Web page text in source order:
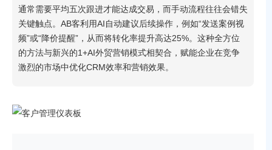
通常需要平均五次跟进才能达成交易，而手动流程往往会错失
关键触点。AB客利用AI自动建议后续操作，例如“发送案例视
频”或“降价提醒”，从而将转化率提升高达25%。这种全方位
的方法与新兴的1+AI外贸营销模式相契合，赋能企业在竞争
激烈的市场中优化CRM效率和营销效果。